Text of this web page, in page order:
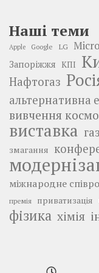
Наші теми
Apple Google LG
Запоріжжя КПІ
Нафтогаз
альтернативна
вивчення
виставка газ
змагання
міжнародне
премія приватизація
фізика хімія